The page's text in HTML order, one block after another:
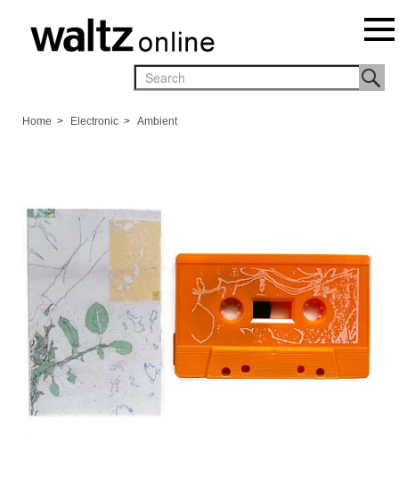
Home > Electronic > Ambient